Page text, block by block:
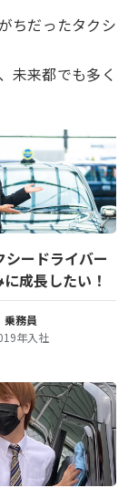
ちだったタクシ
未来都でも多く
シードライバー
成長したい！
乗務員
年入社